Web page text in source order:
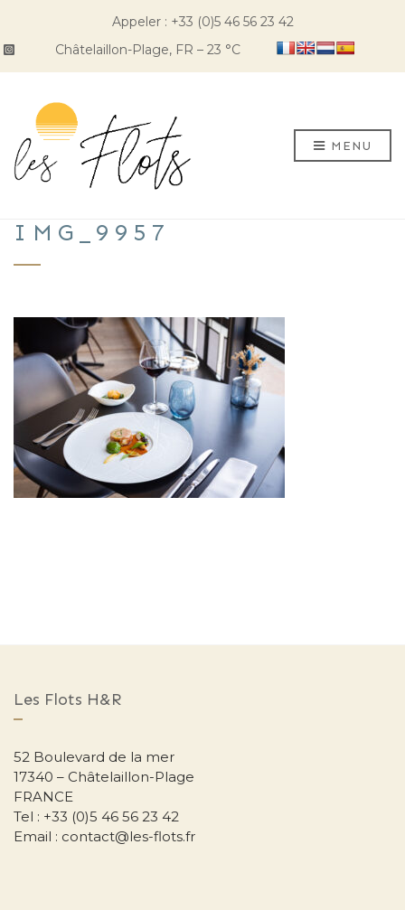
Appeler : +33 (0)5 46 56 23 42
Châtelaillon-Plage, FR – 23 C
MENU
IMG_9957
Les Flots H&R
52 Boulevard de la mer
17340 – Châtelaillon-Plage
FRANCE
Tel : +33 (0)5 46 56 23 42
Email : contact@les-flots.fr